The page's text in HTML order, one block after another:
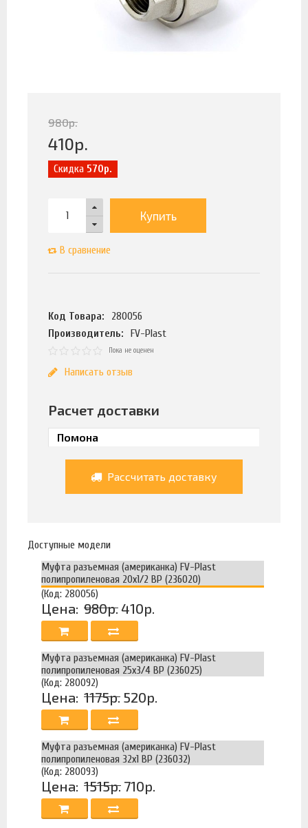
980р.
410р.
Скидка 570р.
Купить
В сравнение
Код Товара:
280056
Производитель:
FV-Plast
Пока не оценен
Написать отзыв
Расчет доставки
Рассчитать доставку
Доступные модели
Муфта разъемная (американка) FV-Plast
полипропиленовая 20х1/2 ВР (236020)
(Код: 280056)
Цена: 980р. 410р.
Муфта разъемная (американка) FV-Plast
полипропиленовая 25х3/4 ВР (236025)
(Код: 280092)
Цена: 1175р. 520р.
Муфта разъемная (американка) FV-Plast
полипропиленовая 32х1 ВР (236032)
(Код: 280093)
Цена: 1515р. 710р.